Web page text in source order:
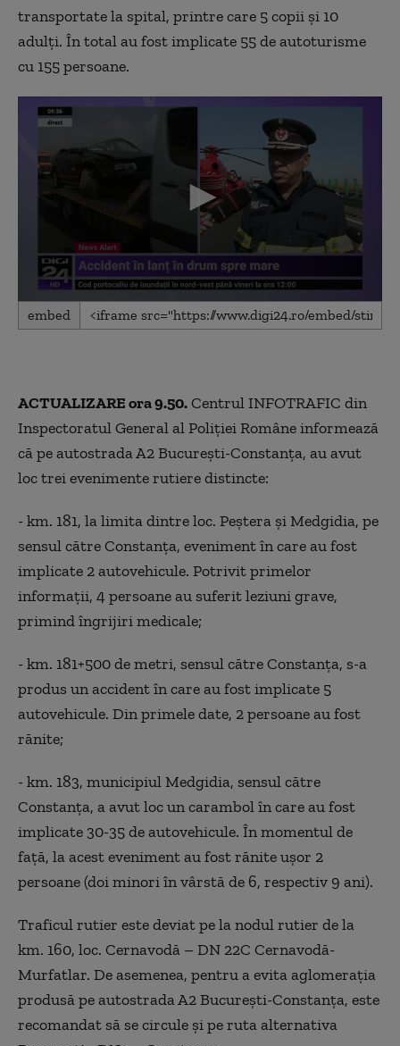
11
seconds
transportate la spital, printre care 5 copii și 10
adulți. În total au fost implicate 55 de autoturisme
cu 155 persoane.
seconds
embed
ACTUALIZARE ora 9.50.Centrul INFOTRAFIC din
Inspectoratul General al Poliției Române informează
că pe autostrada A2 București-Constanța, au avut
loc trei evenimente rutiere distincte:
- km. 181, la limita dintre loc. Peștera și Medgidia, pe
sensul către Constanța, eveniment în care au fost
implicate 2 autovehicule. Potrivit primelor
informații, 4 persoane au suferit leziuni grave,
primind îngrijiri medicale;
- km. 181+500 de metri, sensul către Constanța, s-a
produs un accident în care au fost implicate 5
autovehicule. Din primele date, 2 persoane au fost
rănite;
- km. 183, municipiul Medgidia, sensul către
Constanța, a avut loc un carambol în care au fost
implicate 30-35 de autovehicule. În momentul de
față, la acest eveniment au fost rănite ușor 2
persoane (doi minori în vârstă de 6, respectiv 9 ani).
Traficul rutier este deviat pe la nodul rutier de la
km. 160, loc. Cernavodă – DN 22C Cernavodă-
Murfatlar. De asemenea, pentru a evita aglomerația
produsă pe autostrada A2 București-Constanța, este
recomandat să se circule și pe ruta alternativa